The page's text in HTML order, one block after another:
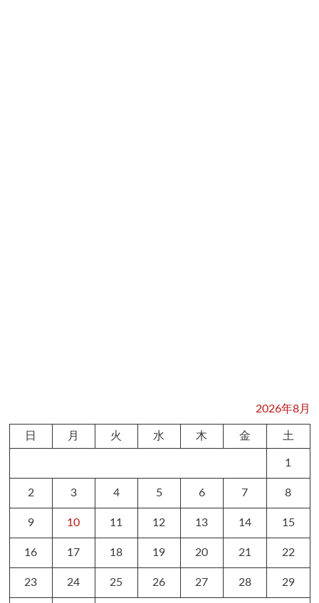
2026年8月
日 月 火 水 木 金 土
1
2 3 4 5 6 7 8
9 10 11 12 13 14 15
16 17 18 19 20 21 22
23 24 25 26 27 28 29